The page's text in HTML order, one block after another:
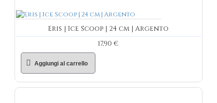
Eris | Ice Scoop | 24 cm | Argento
17,90 €
Aggiungi al carrello